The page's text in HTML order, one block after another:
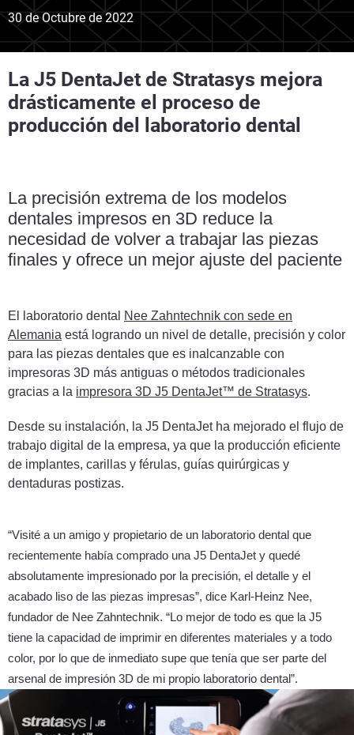
30 de Octubre de 2022
La J5 DentaJet de Stratasys mejora
drásticamente el proceso de
producción del laboratorio dental
La precisión extrema de los modelos
dentales impresos en 3D reduce la
necesidad de volver a trabajar las piezas
finales y ofrece un mejor ajuste del paciente
El laboratorio dental
Nee Zahntechnik con sede en
Alemania está logrando un nivel de detalle, precisión y color
para las piezas dentales que es inalcanzable con
impresoras 3D más antiguas o métodos tradicionales
gracias a la impresora 3D J5 DentaJet™ de Stratasys.
Desde su instalación, la J5 DentaJet ha mejorado el flujo de
trabajo digital de la empresa, ya que la producción eficiente
de implantes, carillas y férulas, guías quirúrgicas y
dentaduras postizas.
“Visité a un amigo y propietario de un laboratorio dental que
recientemente había comprado una J5 DentaJet y quedé
absolutamente impresionado por la precisión, el detalle y el
acabado liso de las piezas impresas”, dice Karl-Heinz Nee,
fundador de Nee Zahntechnik. “Lo mejor de todo es que la J5
tiene la capacidad de imprimir en diferentes materiales y a todo
color, por lo que de inmediato supe que tenía que ser parte del
arsenal de impresión 3D de mi propio laboratorio dental”.